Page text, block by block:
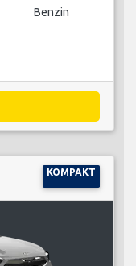
Benzin
KOMPAKT